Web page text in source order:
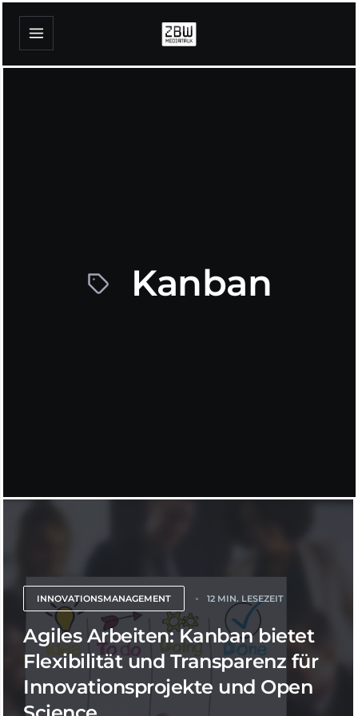
Kanban
INNOVATIONSMANAGEMENT 12 MIN. LESEZEIT
Agiles Arbeiten: Kanban bietet
Flexibilität und Transparenz für
Innovationsprojekte und Open